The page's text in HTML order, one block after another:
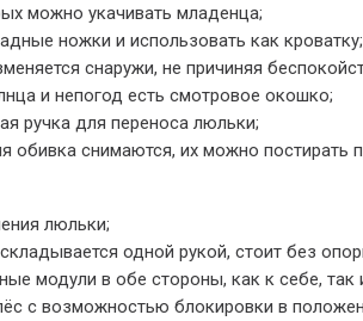
можно укачивать младенца;
ножки и использовать как кроватку;
снаружи, не причиняя
и непогод есть смотровое окошко;
ручка для переноса люльки;
обивка снимаются, их можно постирать
люльки;
одной рукой, стоит без
модули в обе стороны, как к себе, так
с возможностью блокировки в